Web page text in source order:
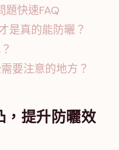
題快速FAQ
是真的能防曬？
要注意的地方？
，提升防曬效